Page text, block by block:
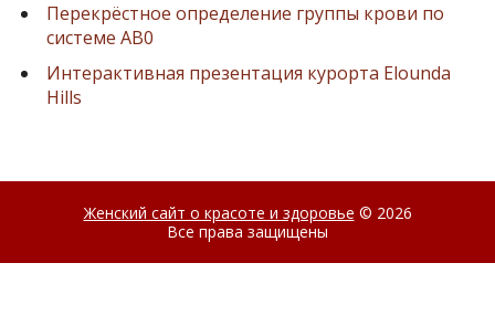
Перекрёстное определение группы крови по
системе AB0
Интерактивная презентация курорта Elounda
Hills
Женский сайт о красоте и здоровье © 2026
Все права защищены